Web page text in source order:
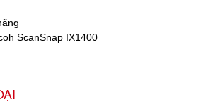
ScanSnap IX1400